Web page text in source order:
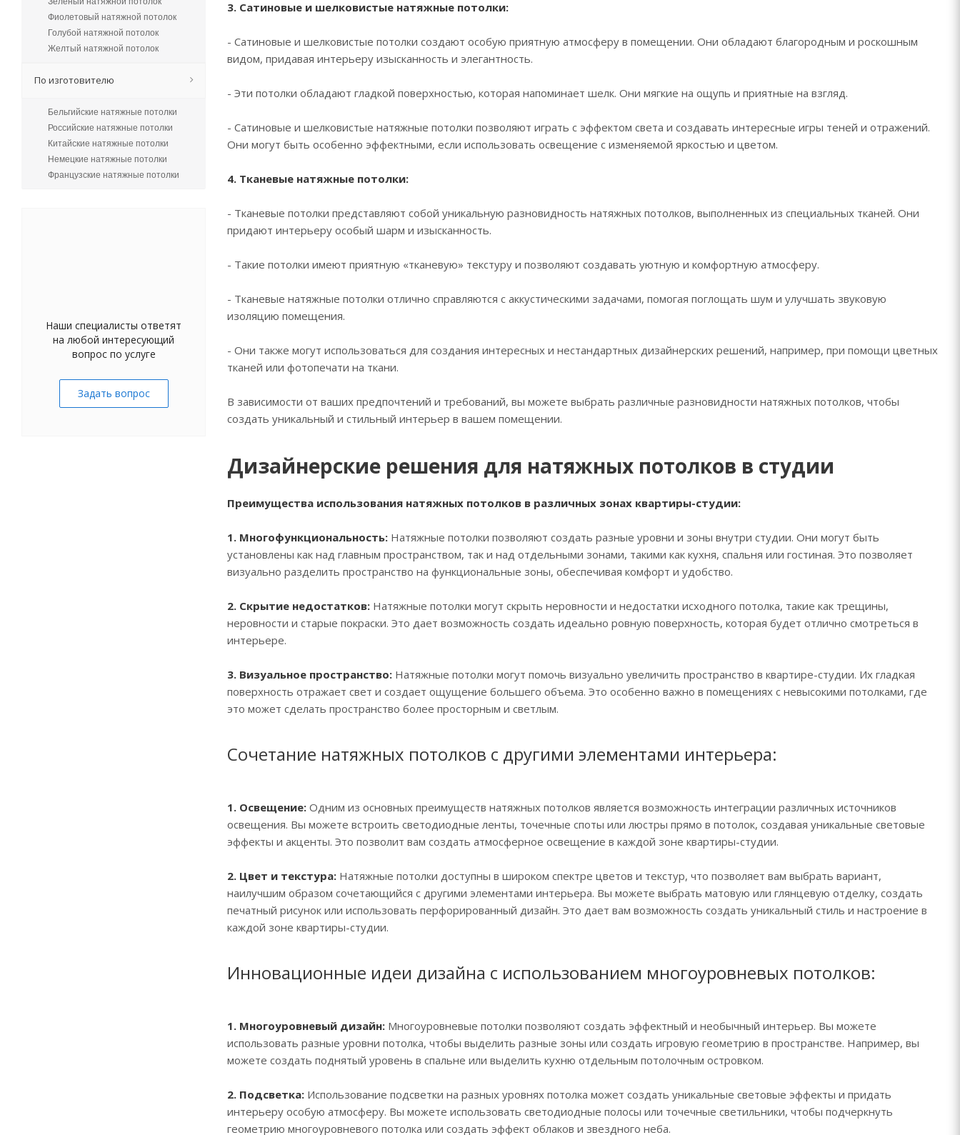
3. Сатиновые и шелковистые натяжные потолки:
- Сатиновые и шелковистые потолки создают особую приятную атмосферу в помещении. Они обладают благородным и роскошным
видом, придавая интерьеру изысканность и элегантность.
- Эти потолки обладают гладкой поверхностью, которая напоминает шелк. Они мягкие на ощупь и приятные на взгляд.
- Сатиновые и шелковистые натяжные потолки позволяют играть с эффектом света и создавать интересные игры теней и отражений.
Они могут быть особенно эффектными, если использовать освещение с изменяемой яркостью и цветом.
4. Тканевые натяжные потолки:
- Тканевые потолки представляют собой уникальную разновидность натяжных потолков, выполненных из специальных тканей. Они
придают интерьеру особый шарм и изысканность.
- Такие потолки имеют приятную «тканевую» текстуру и позволяют создавать уютную и комфортную атмосферу.
- Тканевые натяжные потолки отлично справляются с аккустическими задачами, помогая поглощать шум и улучшать звуковую
изоляцию помещения.
- Они также могут использоваться для создания интересных и нестандартных дизайнерских решений, например, при помощи цветных
тканей или фотопечати на ткани.
В зависимости от ваших предпочтений и требований, вы можете выбрать различные разновидности натяжных потолков, чтобы
создать уникальный и стильный интерьер в вашем помещении.
Дизайнерские решения для натяжных потолков в студии
Преимущества использования натяжных потолков в различных зонах квартиры-студии:
1. Многофункциональность: Натяжные потолки позволяют создать разные уровни и зоны внутри студии. Они могут быть
установлены как над главным пространством, так и над отдельными зонами, такими как кухня, спальня или гостиная. Это позволяет
визуально разделить пространство на функциональные зоны, обеспечивая комфорт и удобство.
2. Скрытие недостатков: Натяжные потолки могут скрыть неровности и недостатки исходного потолка, такие как трещины,
неровности и старые покраски. Это дает возможность создать идеально ровную поверхность, которая будет отлично смотреться в
интерьере.
3. Визуальное пространство: Натяжные потолки могут помочь визуально увеличить пространство в квартире-студии. Их гладкая
поверхность отражает свет и создает ощущение большего объема. Это особенно важно в помещениях с невысокими потолками, где
это может сделать пространство более просторным и светлым.
Сочетание натяжных потолков с другими элементами интерьера:
1. Освещение: Одним из основных преимуществ натяжных потолков является возможность интеграции различных источников
освещения. Вы можете встроить светодиодные ленты, точечные споты или люстры прямо в потолок, создавая уникальные световые
эффекты и акценты. Это позволит вам создать атмосферное освещение в каждой зоне квартиры-студии.
2. Цвет и текстура: Натяжные потолки доступны в широком спектре цветов и текстур, что позволяет вам выбрать вариант,
наилучшим образом сочетающийся с другими элементами интерьера. Вы можете выбрать матовую или глянцевую отделку, создать
печатный рисунок или использовать перфорированный дизайн. Это дает вам возможность создать уникальный стиль и настроение в
каждой зоне квартиры-студии.
Инновационные идеи дизайна с использованием многоуровневых потолков:
1. Многоуровневый дизайн: Многоуровневые потолки позволяют создать эффектный и необычный интерьер. Вы можете
использовать разные уровни потолка, чтобы выделить разные зоны или создать игровую геометрию в пространстве. Например, вы
можете создать поднятый уровень в спальне или выделить кухню отдельным потолочным островком.
2. Подсветка: Использование подсветки на разных уровнях потолка может создать уникальные световые эффекты и придать
интерьеру особую атмосферу. Вы можете использовать светодиодные полосы или точечные светильники, чтобы подчеркнуть
геометрию многоуровневого потолка или создать эффект облаков и звездного неба.
Фиолетовый натяжной потолок
Голубой натяжной потолок
Желтый натяжной потолок
По изготовителю
Бельгийские натяжные потолки
Российские натяжные потолки
Китайские натяжные потолки
Немецкие натяжные потолки
Французские натяжные потолки
Наши специалисты ответят
на любой интересующий
вопрос по услуге
Задать вопрос